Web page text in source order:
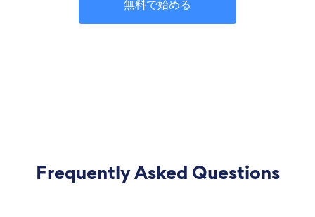
無料で始める
Frequently Asked Questions